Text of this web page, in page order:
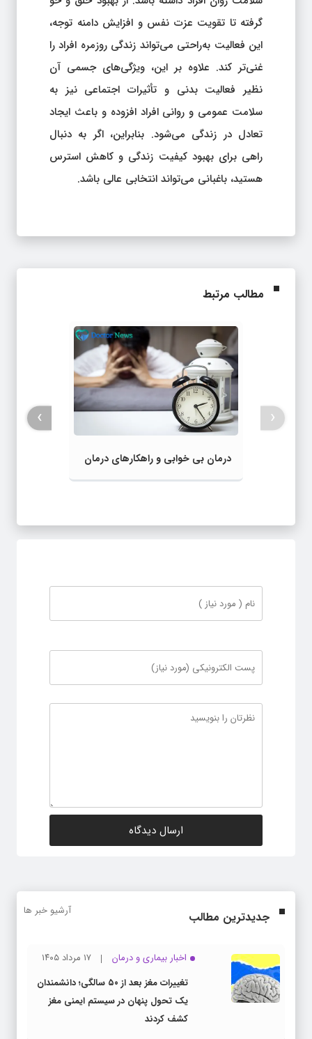
گرفته تا تقویت عزت نفس و افزایش دامنه توجه،
این فعالیت به‌راحتی می‌تواند زندگی روزمره افراد را
غنی‌تر کند. علاوه بر این، ویژگی‌های جسمی آن
نظیر فعالیت بدنی و تأثیرات اجتماعی نیز به
سلامت عمومی و روانی افراد افزوده و باعث ایجاد
تعادل در زندگی می‌شود. بنابراین، اگر به دنبال
راهی برای بهبود کیفیت زندگی و کاهش استرس
هستید، باغبانی می‌تواند انتخابی عالی باشد.
مطالب مرتبط
درمان بی خوابی و راهکارهای درمان
‹
›
جدیدترین مطالب آرشیو خبر ها
اخبار بیماری و درمان
۱۷ مرداد ۱۴۰۵
تغییرات مغز بعد از ۵۰ سالگی؛ دانشمندان
یک تحول پنهان در سیستم ایمنی مغز
کشف کردند